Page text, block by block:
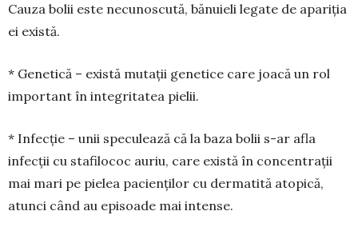
Cauza bolii este necunoscută, bănuieli legate de apariția
ei există.
* Genetică – există mutații genetice care joacă un rol
important în integritatea pielii.
* Infecție – unii speculează că la baza bolii s-ar afla
infecții cu stafilococ auriu, care există în concentrații
mai mari pe pielea pacienților cu dermatită atopică,
atunci când au episoade mai intense.